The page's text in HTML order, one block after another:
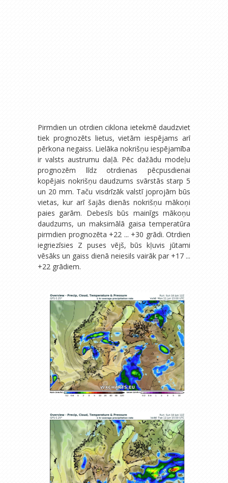
Pirmdien un otrdien ciklona ietekmē daudzviet
tiek prognozēts lietus, vietām iespējams arī
pērkona negaiss. Lielāka nokrišņu iespējamība
ir valsts austrumu daļā. Pēc dažādu modeļu
prognozēm līdz otrdienas pēcpusdienai
kopējais nokrišņu daudzums svārstās starp 5
un 20 mm. Taču visdrīzāk valstī joprojām būs
vietas, kur arī šajās dienās nokrišņu mākoņi
paies garām. Debesīs būs mainīgs mākoņu
daudzums, un maksimālā gaisa temperatūra
pirmdien prognozēta +22 ... +30 grādi. Otrdien
iegriezīsies Z puses vējš, būs kļuvis jūtami
vēsāks un gaiss dienā neiesils vairāk par +17 ...
+22 grādiem.